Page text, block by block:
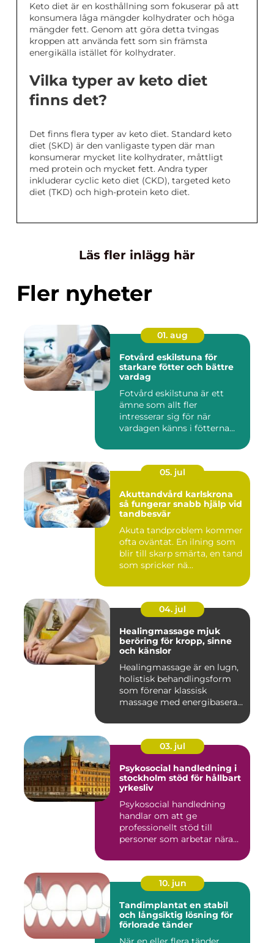
Keto diet är en kosthållning som fokuserar på att
konsumera låga mängder kolhydrater och höga
mängder fett. Genom att göra detta tvingas
kroppen att använda fett som sin främsta
energikälla istället för kolhydrater.
Vilka typer av keto diet
finns det?
Det finns flera typer av keto diet. Standard keto
diet (SKD) är den vanligaste typen där man
konsumerar mycket lite kolhydrater, måttligt
med protein och mycket fett. Andra typer
inkluderar cyclic keto diet (CKD), targeted keto
diet (TKD) och high-protein keto diet.
Läs fler inlägg här
Fler nyheter
01. aug
Fotvård eskilstuna för
starkare fötter och bättre
vardag
Fotvård eskilstuna är ett
ämne som allt fler
intresserar sig för när
vardagen känns i fötterna
05. jul
Akuttandvård karlskrona
så fungerar snabb hjälp vid
tandbesvär
Akuta tandproblem kommer
ofta oväntat. En ilning som
blir till skarp smärta, en tand
som spricker nä...
04. jul
Healingmassage mjuk
beröring för kropp, sinne
och känslor
Healingmassage är en lugn,
holistisk behandlingsform
som förenar klassisk
massage med energibaserad
03. jul
Psykosocial handledning i
stockholm stöd för hållbart
yrkesliv
Psykosocial handledning
handlar om att ge
professionellt stöd till
personer som arbetar nära
10. jun
Tandimplantat en stabil
och långsiktig lösning för
förlorade tänder